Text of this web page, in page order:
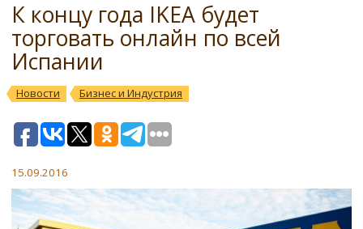
К концу года IKEA будет
торговать онлайн по всей
Испании
Новости Бизнес и Индустрия
15.09.2016